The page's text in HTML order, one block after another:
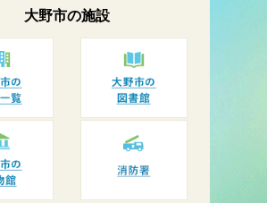
大野市の施設